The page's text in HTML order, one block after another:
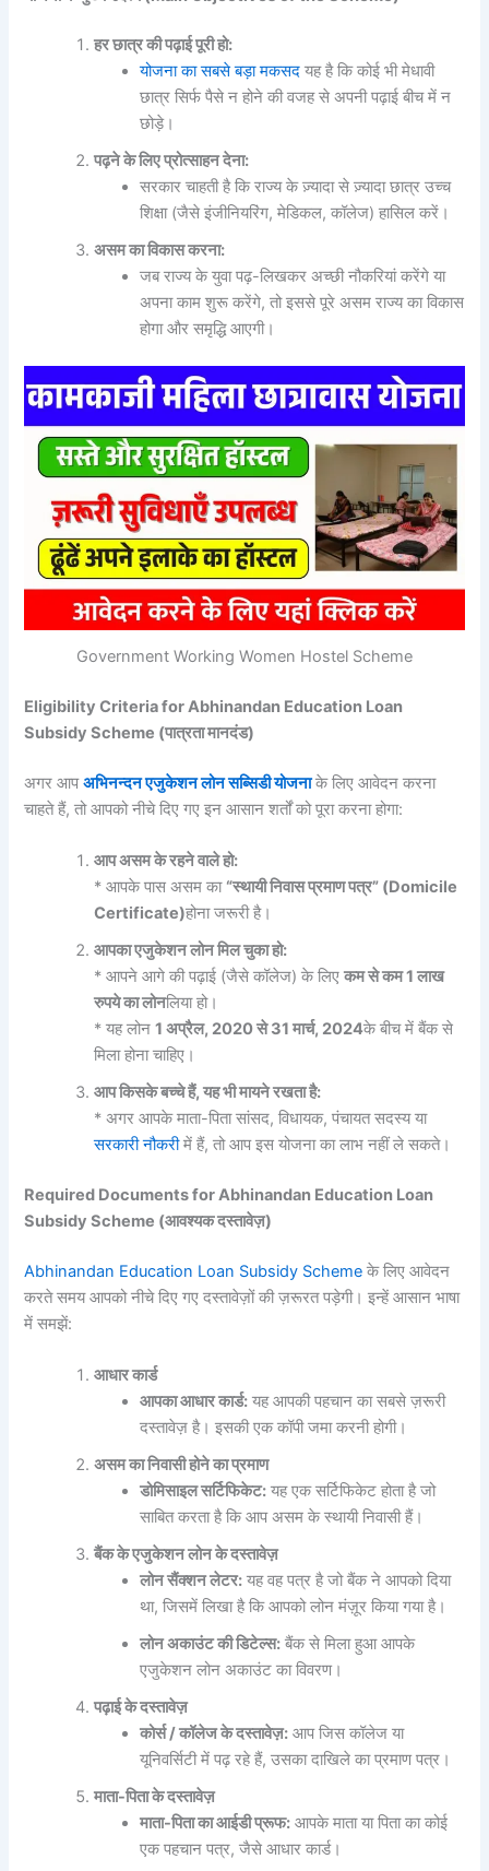
हर छात्र की पढ़ाई पूरी हो:
योजना का सबसे बड़ा मकसद यह है कि कोई भी मेधावी
छात्र सिर्फ पैसे न होने की वजह से अपनी पढ़ाई बीच में न
छोड़े।
पढ़ने के लिए प्रोत्साहन देना:
सरकार चाहती है कि राज्य के ज़्यादा से ज़्यादा छात्र उच्च
शिक्षा (जैसे इंजीनियरिंग, मेडिकल, कॉलेज) हासिल करें।
असम का विकास करना:
जब राज्य के युवा पढ़-लिखकर अच्छी नौकरियां करेंगे या
अपना काम शुरू करेंगे, तो इससे पूरे असम राज्य का विकास
होगा और समृद्धि आएगी।
Government Working Women Hostel Scheme
Eligibility Criteria for Abhinandan Education Loan
Subsidy Scheme (पात्रता मानदंड)
अगर आपअभिनन्दन एजुकेशन लोन सब्सिडी योजनाके लिए आवेदन करना
चाहते हैं, तो आपको नीचे दिए गए इन आसान शर्तों को पूरा करना होगा:
आप असम के रहने वाले हो:
* आपके पास असम का “स्थायी निवास प्रमाण पत्र” (Domicile
Certificate)होना जरूरी है।
आपका एजुकेशन लोन मिल चुका हो:
* आपने आगे की पढ़ाई (जैसे कॉलेज) के लिएकम से कम 1 लाख
रुपये का लोनलिया हो।
* यह लोन1 अप्रैल, 2020 से 31 मार्च, 2024के बीच में बैंक से
मिला होना चाहिए।
आप किसके बच्चे हैं, यह भी मायने रखता है:
* अगर आपके माता-पिता सांसद, विधायक, पंचायत सदस्य या
सरकारी नौकरीमें हैं, तो आप इस योजना का लाभ नहीं ले सकते।
Required Documents for Abhinandan Education Loan
Subsidy Scheme (आवश्यक दस्तावेज़)
Abhinandan Education Loan Subsidy Scheme के लिए आवेदन
करते समय आपको नीचे दिए गए दस्तावेज़ों की ज़रूरत पड़ेगी। इन्हें आसान भाषा
में समझें:
आधार कार्ड
आपका आधार कार्ड: यह आपकी पहचान का सबसे ज़रूरी
दस्तावेज़ है। इसकी एक कॉपी जमा करनी होगी।
असम का निवासी होने का प्रमाण
डोमिसाइल सर्टिफिकेट: यह एक सर्टिफिकेट होता है जो
साबित करता है कि आप असम के स्थायी निवासी हैं।
बैंक के एजुकेशन लोन के दस्तावेज़
लोन सैंक्शन लेटर: यह वह पत्र है जो बैंक ने आपको दिया
था, जिसमें लिखा है कि आपको लोन मंज़ूर किया गया है।
लोन अकाउंट की डिटेल्स: बैंक से मिला हुआ आपके
एजुकेशन लोन अकाउंट का विवरण।
पढ़ाई के दस्तावेज़
कोर्स / कॉलेज के दस्तावेज़: आप जिस कॉलेज या
यूनिवर्सिटी में पढ़ रहे हैं, उसका दाखिले का प्रमाण पत्र।
माता-पिता के दस्तावेज़
माता-पिता का आईडी प्रूफ: आपके माता या पिता का कोई
एक पहचान पत्र, जैसे आधार कार्ड।